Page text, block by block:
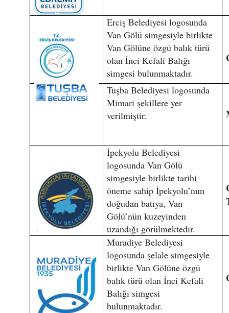
Erciş Belediyesi logosunda
Van Gölü simgesiyle birlikte
Van Gölüne özgü balık türü
olan İnci Kefali Balığı
simgesi bulunmaktadır.
Tuşba Belediyesi logosunda
Mimari şekillere yer
verilmiştir.
İpekyolu Belediyesi
logosunda Van Gölü
simgesiyle birlikte tarihi
öneme sahip İpekyolu’nun
doğudan batıya, Van
Gölü’nün kuzeyinden
uzandığı görülmektedir.
Muradiye Belediyesi
logosunda şelale simgesiyle
birlikte Van Gölüne özgü
balık türü olan İnci Kefali
Balığı simgesi
bulunmaktadır.